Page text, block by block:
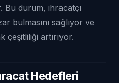
Bu durum, ihracatçı
bulmasını sağlıyor ve
artırıyor.
Hedefleri